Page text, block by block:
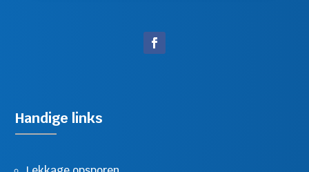
Handige links